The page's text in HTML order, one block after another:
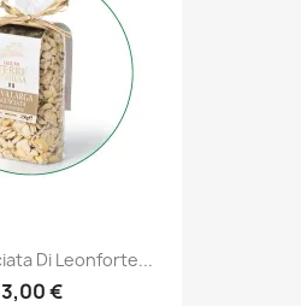
Di Leonforte...
3,00 €